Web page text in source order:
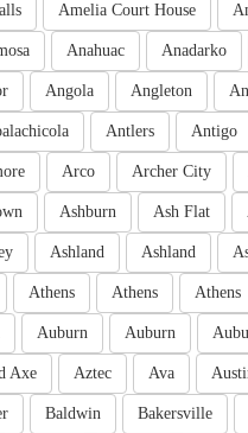
Amelia Court House
Anadarko
Anahuac
Angleton
Angola
Antigo
Antlers
Archer City
Arco
Ash Flat
Ashburn
Ashland
Ashland
Athens
Athens
Athens
Auburn
Auburn
Ava
Aztec
Axe
Bakersville
Baldwin